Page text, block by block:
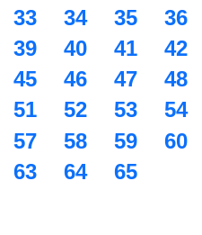
33
34 35 36
39
40 41 42
45
46 47 48
51
52 53 54
57
58 59 60
63
64 65